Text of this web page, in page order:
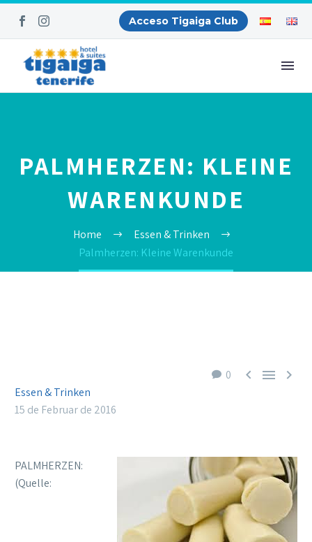
Acceso Tigaiga Club
PALMHERZEN: KLEINE
WARENKUNDE
Home
Essen & Trinken
Palmherzen: Kleine Warenkunde
0   
Essen & Trinken
15 de Februar de 2016
PALMHERZEN:
(Quelle: